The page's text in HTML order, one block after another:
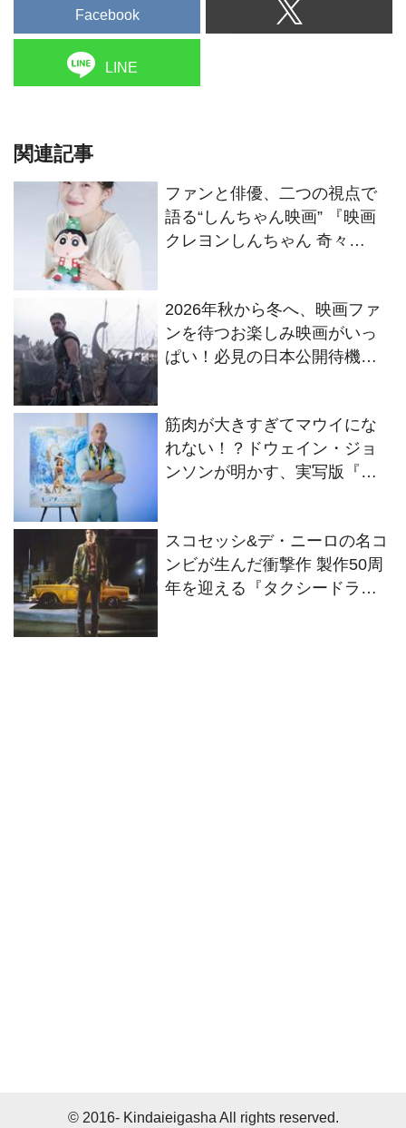
Facebook
LINE
関連記事
ファンと俳優、二つの視点で
語る“しんちゃん映画” 『映画
クレヨンしんちゃん 奇々
2026年秋から冬へ、映画ファ
ンを待つお楽しみ映画がいっ
ぱい！必見の日本公開待機作
筋肉が大きすぎてマウイにな
れない！？ドウェイン・ジョ
ンソンが明かす、実写版『モ
スコセッシ&デ・ニーロの名コ
ンビが生んだ衝撃作 製作50周
年を迎える『タクシードライ
© 2016- Kindaieigasha All rights reserved.